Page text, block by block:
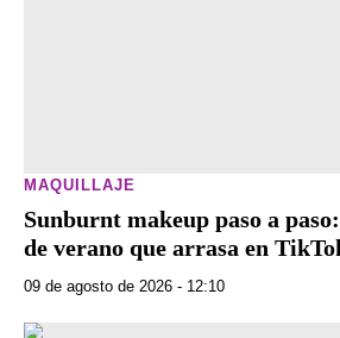
MAQUILLAJE
Sunburnt makeup paso a
de verano que arrasa en
09 de agosto de 2026 - 12:10